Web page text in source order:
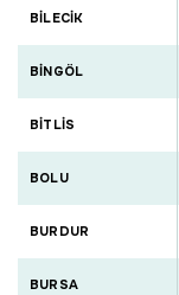
BİLECİK
BİNGÖL
BİTLİS
BOLU
BURDUR
BURSA